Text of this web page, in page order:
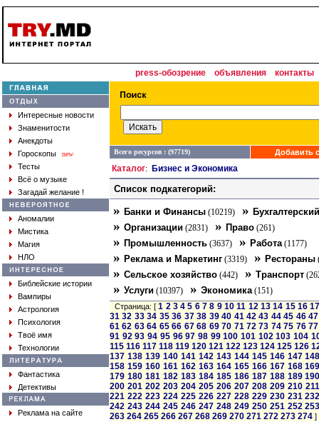
press-обозрение объявления контакты
Интересные новости
Знаменитости
Анекдоты
Гороскопы
new
Тесты
Всё о музыке
Загадай желание !
Аномалии
Мистика
Магия
НЛО
Библейские истории
Вампиры
Астрология
Психология
Твоё имя
Технологии
Фантастика
Детективы
Реклама на сайте
Всего ресурсов : (97719) Добавить
Каталог: Бизнес и Экономика
Список подкатегорий:
» Банки и Финансы (10219) »
» Организации (2831) » Право (261)
» Промышленность (3637) » Работа(1177)
» Реклама и Маркетинг (3319) » Рестораны
» Сельское хозяйство (442) » Транспорт
» Услуги (10397) » Экономика(151)
Страница: [1 2 3 4 5 6 7 8 9 10 11 12 13 14 15 16
31 32 33 34 35 36 37 38 39 40 41 42 43 44 45 46 47
61 62 63 64 65 66 67 68 69 70 71 72 73 74 75 76 77
91 92 93 94 95 96 97 98 99 100 101 102 103 104
115 116 117 118 119 120 121 122 123 124 125 126
137 138 139 140 141 142 143 144 145 146 147
158 159 160 161 162 163 164 165 166 167 168
179 180 181 182 183 184 185 186 187 188 189
200 201 202 203 204 205 206 207 208 209 210 211
221 222 223 224 225 226 227 228 229 230 231
242 243 244 245 246 247 248 249 250 251 252
263 264 265 266 267 268 269 270 271 272 273 274 ]